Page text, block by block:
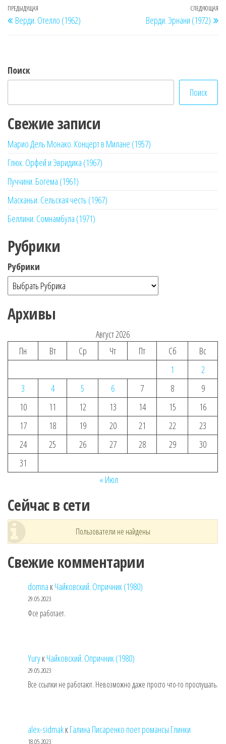
Навигация
по
Предыдущая
запись
ПРЕДЫДУЩАЯ
Верди. Отелло (1962)
СЛЕДУЮЩАЯ
Верди. Эрнани (1972)
Поиск
Поиск
Свежие записи
Марио Дель Монако. Концерт в Милане (1957)
Глюк. Орфей и Эвридика (1967)
Пуччини. Богема (1961)
Масканьи. Сельская честь (1967)
Беллини. Сомнамбула (1971)
Рубрики
Рубрики
Архивы
Август 2026
Пн
Вт Ср Чт Пт Сб
Вс
1
2
3
4 5 6 7 8
9
10
11 12 13 14 15
16
17
18 19 20 21 22
23
24
25 26 27 28 29
30
31
« Июл
Сейчас в сети
Пользователи не найдены
Свежие комментарии
domna кЧайковский. Опричник (1980)
29.05.2023
Фсе работает.
YuryкЧайковский. Опричник (1980)
29.05.2023
Все ссылки не работают. Невозможно даже просто что-то прослушать.
alex-sidmakкГалина Писаренко поет романсы Глинки
18.05.2023